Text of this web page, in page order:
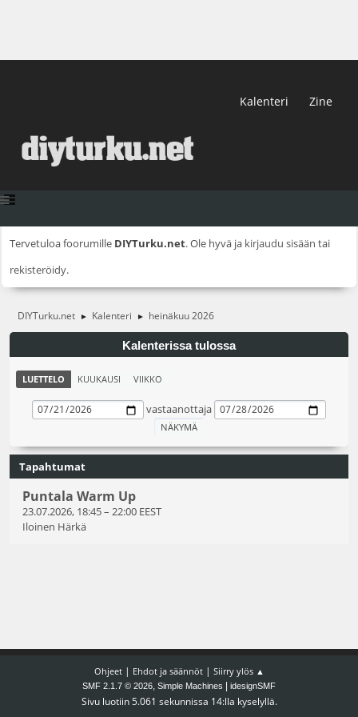
Kalenteri Zine
Tervetuloa foorumille DIYTurku.net. Ole hyvä ja kirjaudu sisään tai
rekisteröidy.
DIYTurku.net ► Kalenteri ► heinäkuu 2026
Kalenterissa tulossa
LUETTELO KUUKAUSI VIIKKO
vastaanottaja
Tapahtumat
Puntala Warm Up
23.07.2026, 18:45– 22:00 EEST
Iloinen Härkä
Ohjeet| Ehdot ja säännöt| Siirry ylös ▲
SMF 2.1.7 © 2026, Simple Machines idesignSMF
Sivu luotiin 5.061 sekunnissa 14:lla kyselyllä.